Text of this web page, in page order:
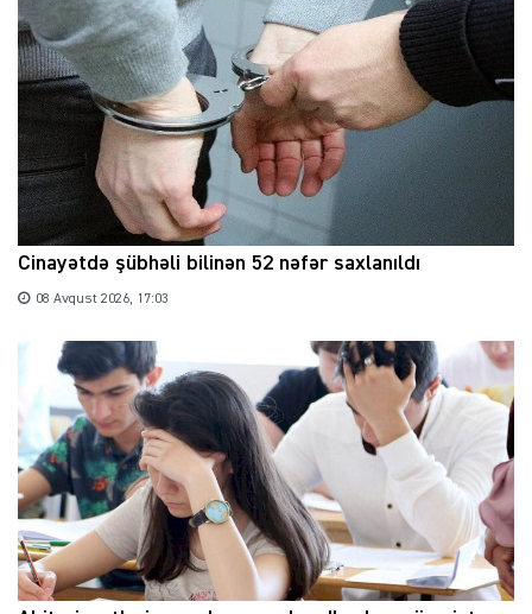
Cinayətdə şübhəli bilinən 52 nəfər saxlanıldı
08 Avqust 2026, 17:03